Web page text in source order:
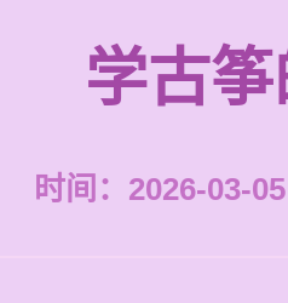
学古
时间：2026-03-